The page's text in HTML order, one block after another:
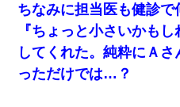
テレワーク上司「会議中はカメ
絡無しは無理」上司「いいから
ちなみに担当医も健診で
『ちょっと小さいかも
してくれた。純粋にＡ
っただけでは…？